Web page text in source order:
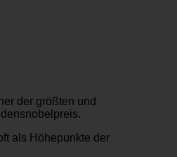
der größten und
als Höhepunkte der